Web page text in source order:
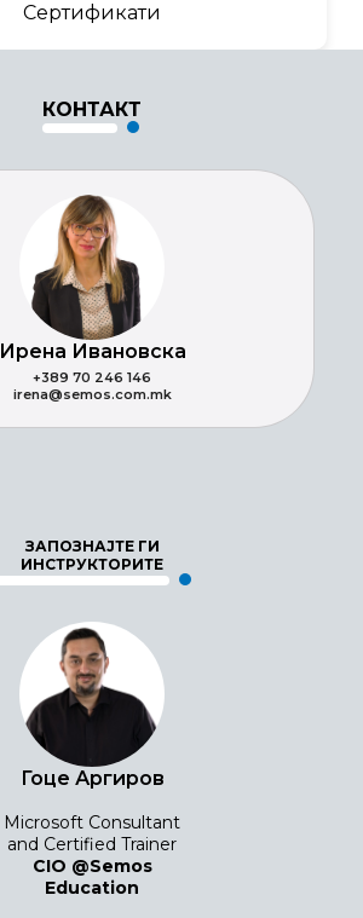
Сертификати
КОНТАКТ
Ирена Ивановска
+389 70 246 146
irena@semos.com.mk
ЗАПОЗНАЈТЕ ГИ
ИНСТРУКТОРИТЕ
Гоце Аргиров
Microsoft Consultant
and Certified Trainer
CIO @Semos
Education